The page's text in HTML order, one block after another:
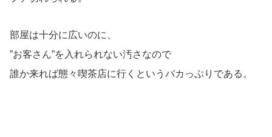
部屋は十分に広いのに、
”お客さん”を入れられない汚さなので
誰か来れば態々喫茶店に行くというバカっぷりである。